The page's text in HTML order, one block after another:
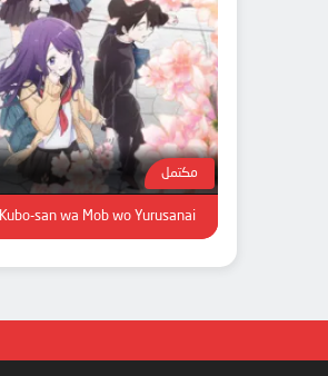
مكتمل
Kubo-san wa Mob wo Yurusanai